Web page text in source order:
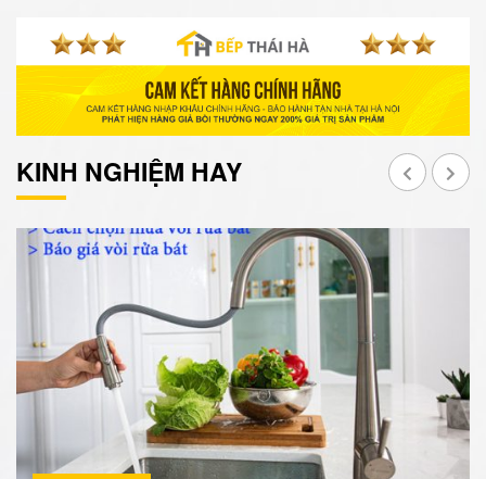
KINH NGHIỆM HAY